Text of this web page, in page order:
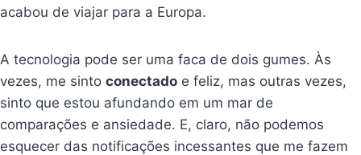
acabou de viajar para a Europa.
A tecnologia pode ser uma faca de dois gumes. Às
vezes, me sintoconectado e feliz, mas outras vezes,
sinto que estou afundando em um mar de
comparações e ansiedade. E, claro, não podemos
esquecer das notificações incessantes que me fazem